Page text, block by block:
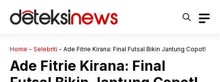
Home - Selebriti - Ade Fitrie Kirana: Final Futsal Bikin Jantung Copot!
Ade Fitrie Kirana: Final